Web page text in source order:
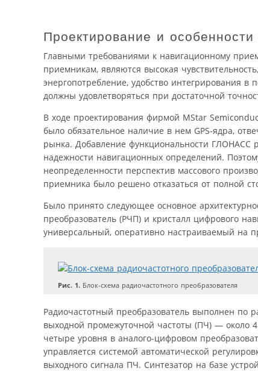
Проектирование и
Главными требованиями к навигационному
приемникам, являются высокая
энергопотребление, удобство интегрирования в
должны удовлетворяться при достаточной
В ходе проектирования фирмой MStar
было обязательное наличие в нем GPS-ядра,
рынка. Добавление функциональности ГЛОНАСС
надежности навигационных определений.
неопределенности перспектив массового
приемника было решено отказаться от полной
Было принято следующее основное
преобразователь (РЧП) и кристалл цифрового
универсальный, оперативно настраиваемый на
Рис. 1. Блок-схема радиочастотного преобразователя
Радиочастотный преобразователь выполнен по
выходной промежуточной частоты (ПЧ) — около
четыре уровня в аналого-цифровом
управляется системой автоматической
выходного сигнала ПЧ. Синтезатор на базе